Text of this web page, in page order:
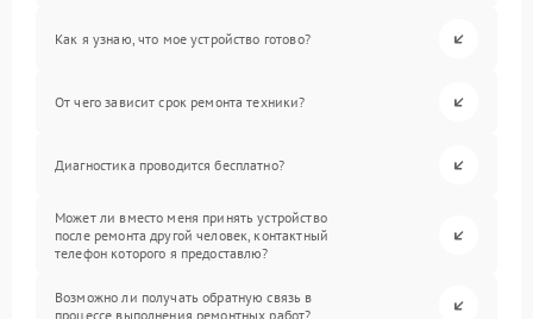
Как я узнаю, что мое устройство готово?
От чего зависит срок ремонта техники?
Диагностика проводится бесплатно?
Может ли вместо меня принять устройство
после ремонта другой человек, контактный
телефон которого я предоставлю?
Возможно ли получать обратную связь в
процессе выполнения ремонтных работ?